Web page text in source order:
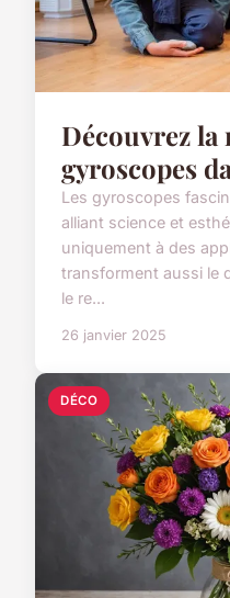
Découvrez la
gyroscopes
Les gyroscopes
alliant science et
uniquement à des
transforment aussi le
le re...
26 janvier 2025
DÉCO